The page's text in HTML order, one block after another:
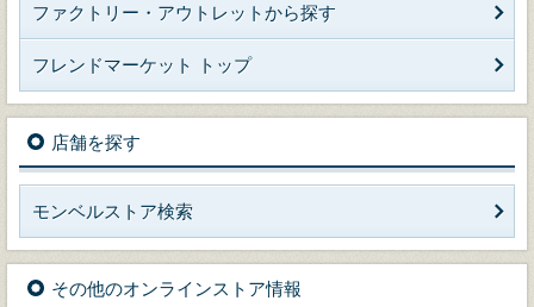
ファクトリー・アウトレットから探す
フレンドマーケット トップ
店舗を探す
モンベルストア検索
その他のオンラインストア情報